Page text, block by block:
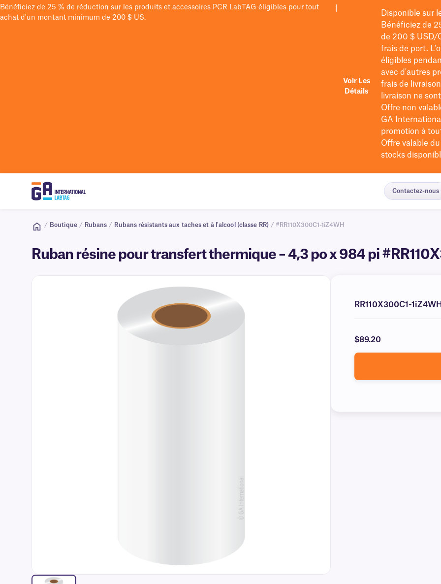
Bénéficiez de 25 % de réduction sur les produits et accessoires PCR LabTAG éligibles pour tout
achat d'un montant minimum de 200 $ US.
Voir Les
Détails
Disponible sur
Bénéficiez de
de 200 $USD/
frais de port.
éligibles
avec d'autres
frais de
livraison ne
Offre non
GA
promotion à
Offre valable
stocks
Contactez-nous
/ Boutique / Rubans / Rubans résistants aux taches et à l'alcool (classe RR) / #RR110X300C1-1iZ4WH
Ruban résine pour transfert thermique – 4,3 po x 984 pi
RR110X300C1-1iZ4WH
$89.20